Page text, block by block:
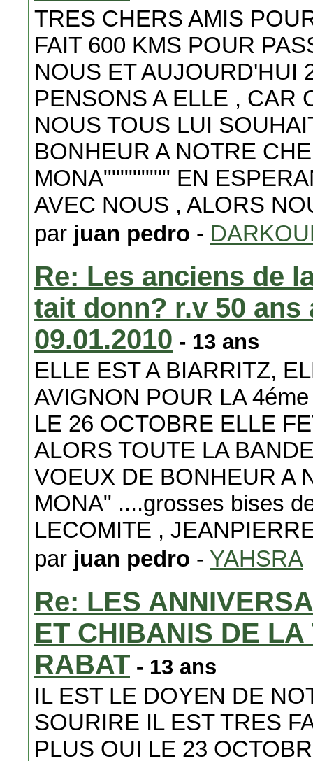
TRES CHERS AMIS
FAIT 600 KMS POUR
NOUS ET AUJOURD'HUI
PENSONS A ELLE , CAR
NOUS TOUS LUI
BONHEUR A NOTRE
MONA"""""""" EN
AVEC NOUS , ALORS
par juan pedro -
Re: Les anciens de
tait donn? r.v 50
09.01.2010 - 13 ans
ELLE EST A BIARRITZ,
AVIGNON POUR LA
LE 26 OCTOBRE ELLE
ALORS TOUTE LA
VOEUX DE BONHEUR A
MONA" ....grosses bises
LECOMITE ,
par juan pedro - YAHSRA
Re: LES
ET CHIBANIS DE
RABAT - 13 ans
IL EST LE DOYEN DE
SOURIRE IL EST TRES
PLUS OUI LE 23